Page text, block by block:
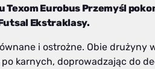
Texom Eurobus Przemyśl
Ekstraklasy.
i ostrożne. Obie drużyny
karnych, doprowadzając do